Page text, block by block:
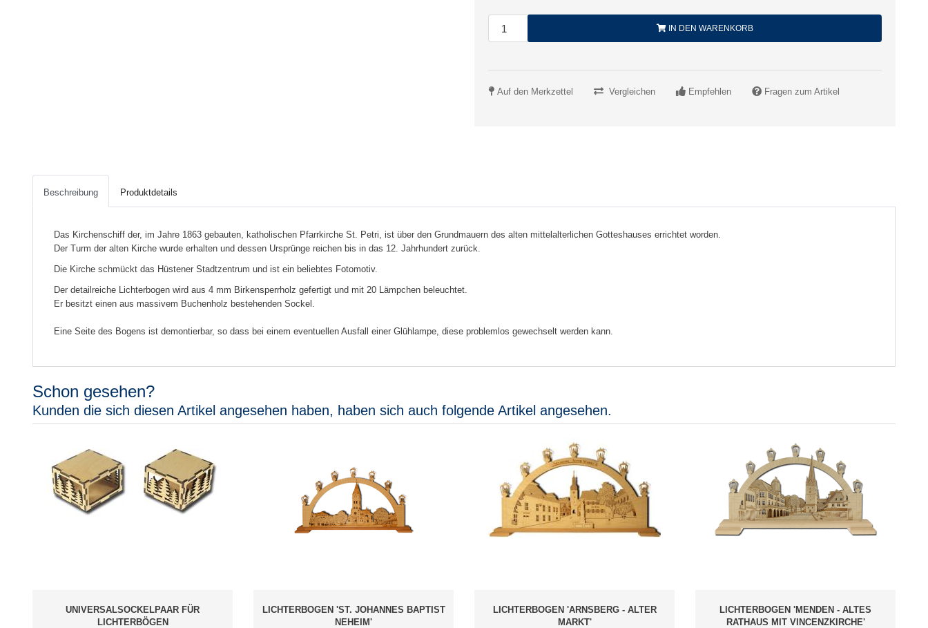
IN DEN WARENKORB
Auf den Merkzettel Vergleichen Empfehlen Fragen zum Artikel
Beschreibung Produktdetails
Das Kirchenschiff der, im Jahre 1863 gebauten, katholischen Pfarrkirche St. Petri, ist über den Grundmauern des alten mittelalterlichen Gotteshauses errichtet worden.
Der Turm der alten Kirche wurde erhalten und dessen Ursprünge reichen bis in das 12. Jahrhundert zurück.
Die Kirche schmückt das Hüstener Stadtzentrum und ist ein beliebtes Fotomotiv.
Der detailreiche Lichterbogen wird aus 4 mm Birkensperrholz gefertigt und mit 20 Lämpchen beleuchtet.
Er besitzt einen aus massivem Buchenholz bestehenden Sockel.
Eine Seite des Bogens ist demontierbar, so dass bei einem eventuellen Ausfall einer Glühlampe, diese problemlos gewechselt werden kann.
Schon gesehen?
Kunden die sich diesen Artikel angesehen haben, haben sich auch folgende Artikel angesehen.
UNIVERSALSOCKELPAAR FÜR
LICHTERBÖGEN
LICHTERBOGEN 'ST. JOHANNES BAPTIST
NEHEIM'
LICHTERBOGEN 'ARNSBERG - ALTER
MARKT'
LICHTERBOGEN 'MENDEN - ALTES
RATHAUS MIT VINCENZKIRCHE'